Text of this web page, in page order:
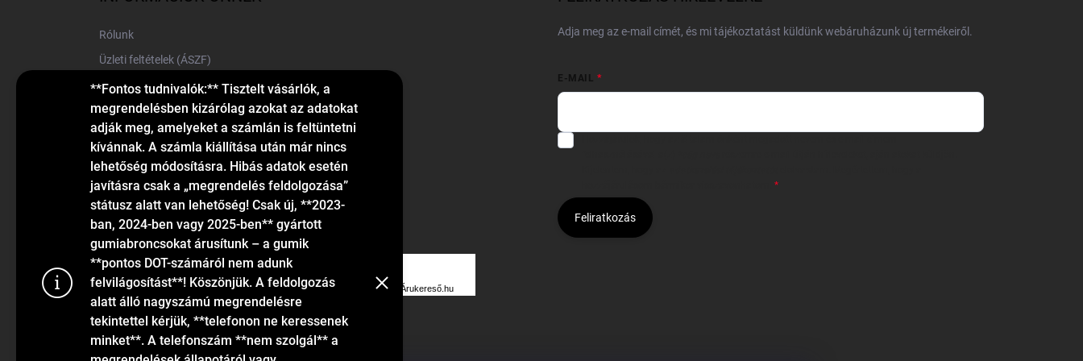
**Fontos tudnivalók:** Tisztelt vásárlók, a
megrendelésben kizárólag azokat az adatokat
adják meg, amelyeket a számlán is feltüntetni
kívánnak. A számla kiállítása után már nincs
lehetőség módosításra. Hibás adatok esetén
javításra csak a „megrendelés feldolgozása”
státusz alatt van lehetőség! Csak új, **2023-
ban, 2024-ben vagy 2025-ben** gyártott
gumiabroncsokat árusítunk – a gumik
**pontos DOT-számáról nem adunk
felvilágosítást**! Köszönjük. A feldolgozás
alatt álló nagyszámú megrendelésre
tekintettel kérjük, **telefonon ne keressenek
minket**. A telefonszám **nem szolgál** a
Rólunk
Üzleti feltételek (ÁSZF)
Elérhetőségek
Blog
Adja meg az e-mail címét, és mi tájékoztatást küldünk webáruházunk új termékeiről.
E-MAIL
Feliratkozás
KAPCSOLAT
info@gumiok.hu
+36705429902
R
Árukereső.hu